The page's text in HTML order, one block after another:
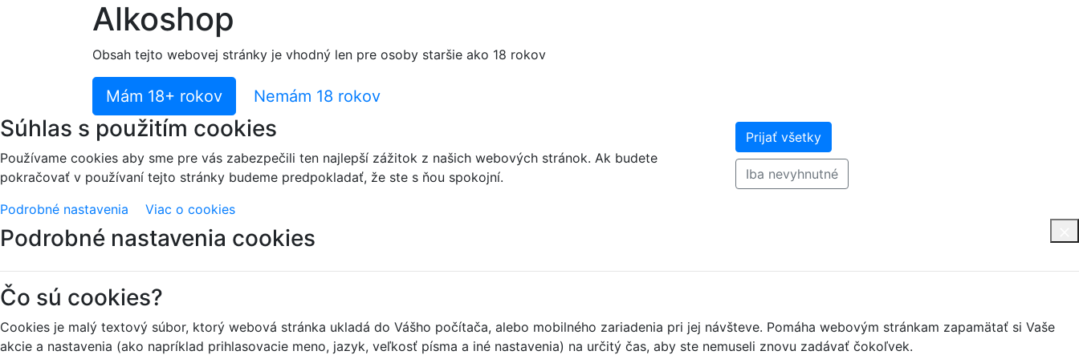
Alkoshop
Obsah tejto webovej stránky je vhodný len pre osoby staršie ako 18 rokov
Mám 18+ rokov Nemám 18 rokov
Súhlas s použitím cookies
Používame cookies aby sme pre vás zabezpečili ten najlepší zážitok z našich webových stránok. Ak budete
pokračovať v používaní tejto stránky budeme predpokladať, že ste s ňou spokojní.
Podrobné nastavenia
Viac o cookies
Prijať všetky
Iba nevyhnutné
Podrobné nastavenia cookies
Čo sú cookies?
Cookies je malý textový súbor, ktorý webová stránka ukladá do Vášho počítača, alebo mobilného zariadenia pri jej návšteve. Pomáha webovým stránkam zapamätať si Vaše
akcie a nastavenia (ako napríklad prihlasovacie meno, jazyk, veľkosť písma a iné nastavenia) na určitý čas, aby ste nemuseli znovu zadávať čokoľvek.